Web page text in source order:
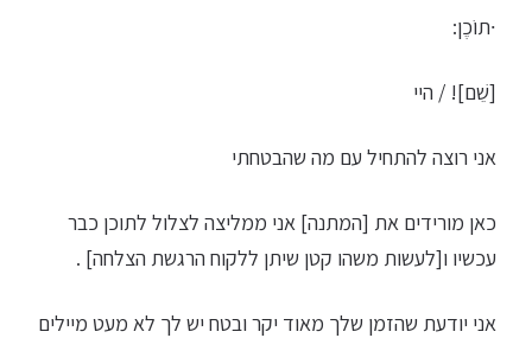
∙תוֹכֶן:
[שֵׁם]! / היי
אני רוצה להתחיל עם מה שהבטחתי
כאן מורידים את [המתנה] אני ממליצה לצלול לתוכן כבר
עכשיו ו[לעשות משהו קטן שיתן ללקוח הרגשת הצלחה] .
אני יודעת שהזמן שלך מאוד יקר ובטח יש לך לא מעט מיילים